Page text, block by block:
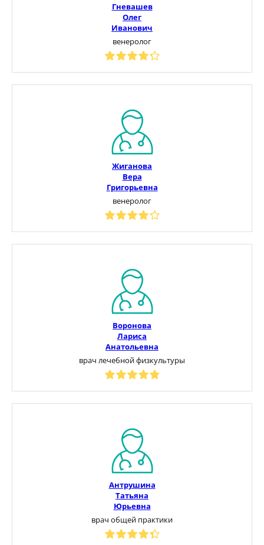
Гневашев
Олег
Иванович
венеролог
Жиганова
Вера
Григорьевна
венеролог
Воронова
Лариса
Анатольевна
врач лечебной физкультуры
Антрушина
Татьяна
Юрьевна
врач общей практики